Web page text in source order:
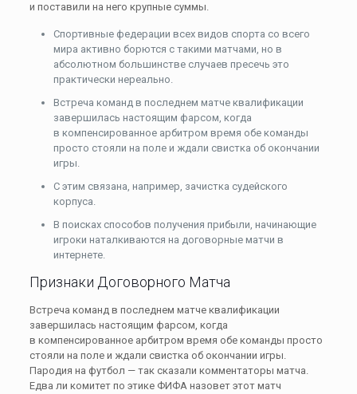
и поставили на него крупные суммы.
Спортивные федерации всех видов спорта со всего
мира активно борются с такими матчами, но в
абсолютном большинстве случаев пресечь это
практически нереально.
Встреча команд в последнем матче квалификации
завершилась настоящим фарсом, когда
в компенсированное арбитром время обе команды
просто стояли на поле и ждали свистка об окончании
игры.
С этим связана, например, зачистка судейского
корпуса.
В поисках способов получения прибыли, начинающие
игроки наталкиваются на договорные матчи в
интернете.
Признаки Договорного Матча
Встреча команд в последнем матче квалификации
завершилась настоящим фарсом, когда
в компенсированное арбитром время обе команды просто
стояли на поле и ждали свистка об окончании игры.
Пародия на футбол — так сказали комментаторы матча.
Едва ли комитет по этике ФИФА назовет этот матч